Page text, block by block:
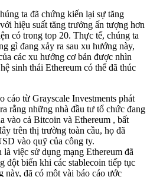
ta đã chứng kiến lại sự tăng
hiệu suất tăng trưởng ấn tượng hơn
có trong top 20. Thực tế, chúng ta
gì đang xảy ra sau xu hướng này,
các xu hướng cơ bản được nhìn
sinh thái Ethereum có thể đã thúc
cáo từ Grayscale Investments phát
rằng những nhà đầu tư tổ chức đang
vào cả Bitcoin và Ethereum , bất
trên thị trường toàn cầu, họ đã
vào quỹ của công ty.
việc sử dụng mạng Ethereum đã
đột biến khi các stablecoin tiếp tục
này, đã có một vài báo cáo ước